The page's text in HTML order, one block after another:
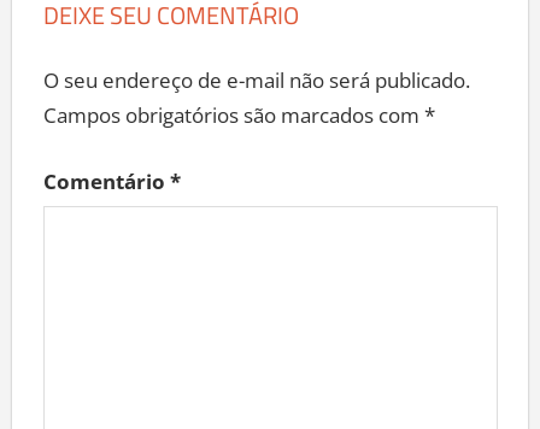
DEIXE SEU COMENTÁRIO
O seu endereço de e-mail não será publicado.
Campos obrigatórios são marcados com *
Comentário *